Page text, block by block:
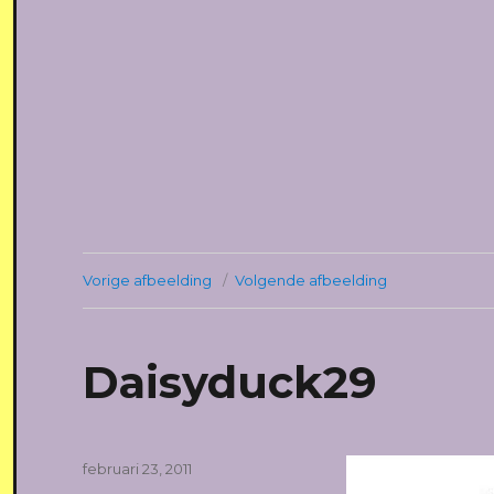
Vorige afbeelding Volgende afbeelding
Daisyduck29
Geplaatst
februari 23, 2011